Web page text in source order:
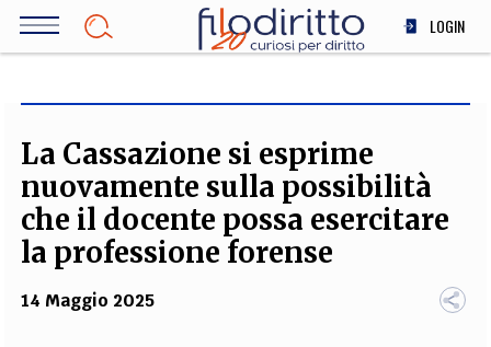
Salta
LOGIN
SOCIETÀ
MEDICINA
SCIENZA
STORIA E FILOSOFIA
La Cassazione si esprime
nuovamente sulla possibilità
che il docente possa esercitare
la professione forense
14 Maggio 2025